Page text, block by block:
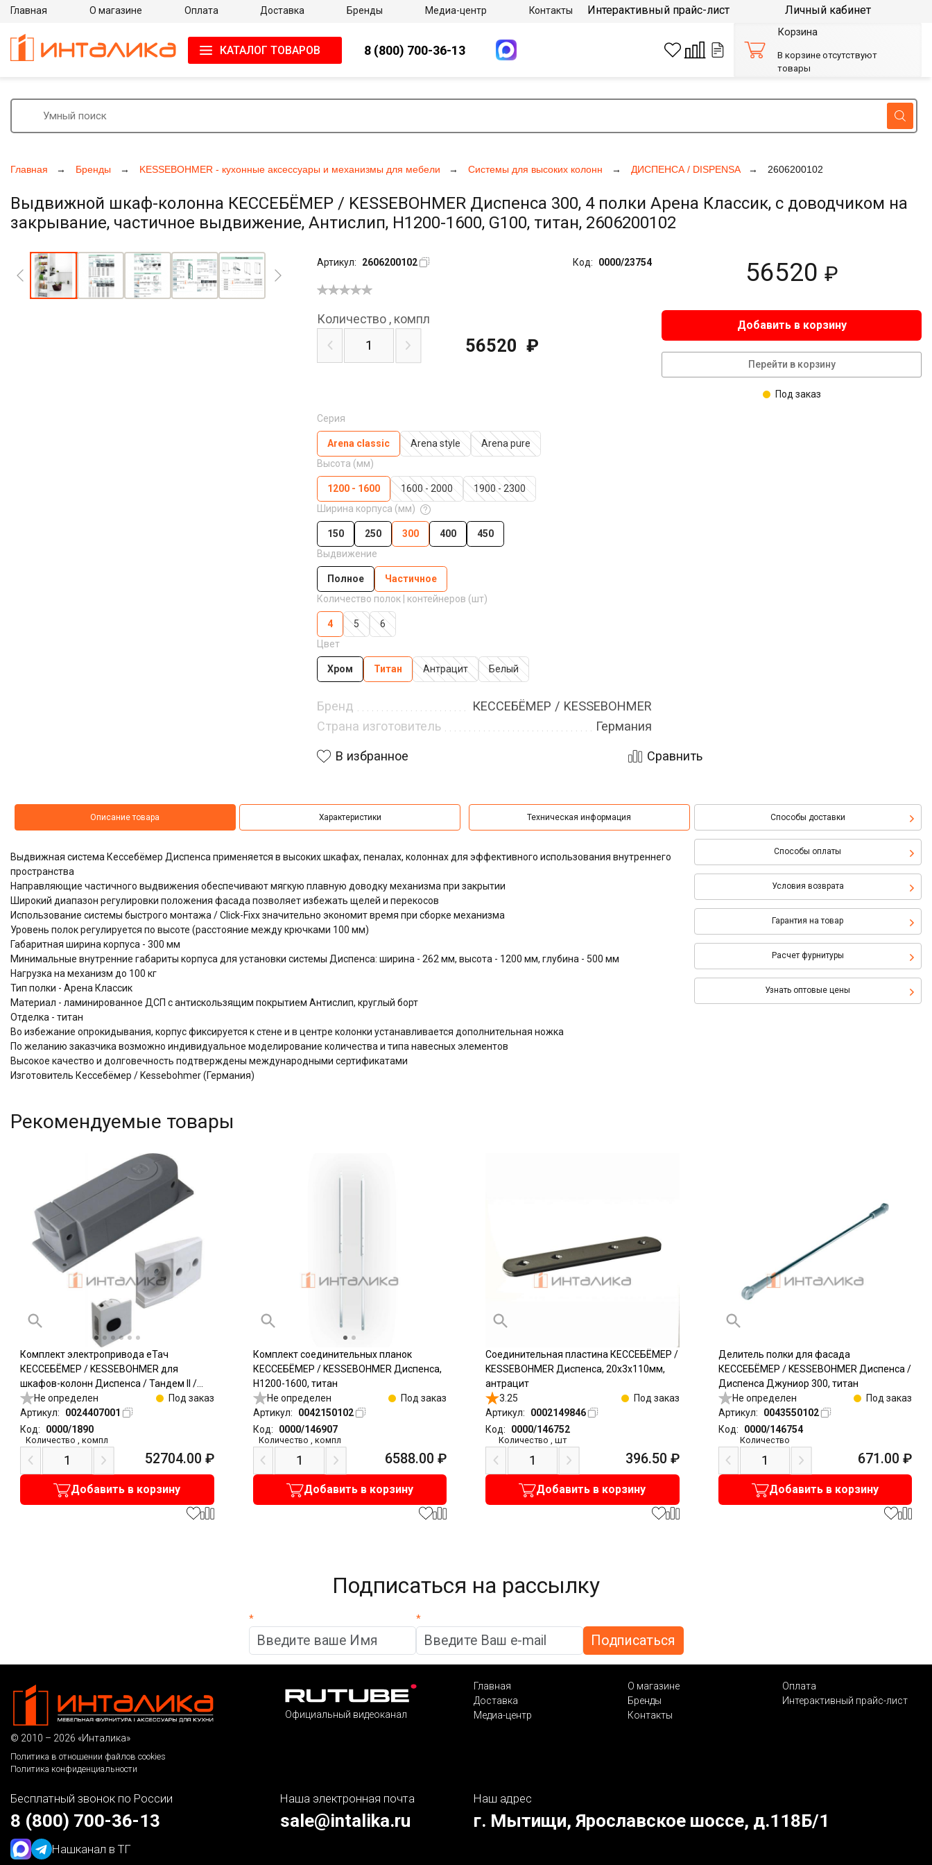
Главная Бренды KESSEBOHMER - кухонные аксессуары и механизмы для мебели Системы для высоких колонн ДИСПЕНСА / DISPENSA 2606200102
Выдвижной шкаф-колонна КЕССЕБЁМЕР / KESSEBOHMER Диспенса 300, 4 полки Арена Классик, с доводчиком на
закрывание, частичное выдвижение, Антислип, H1200-1600, G100, титан, 2606200102
Артикул: 2606200102 Код: 0000/23754 56520 ₽
Серия
Arena classic Arena style
Arena pure
Высота (мм)
1200 - 1600 1600 - 2000
1900 - 2300
Ширина корпуса (мм)
150 250 300 400
450
Выдвижение
Полное
Частичное
Количество полок | контейнеров (шт)
4 5
6
Цвет
Хром Титан Антрацит Белый
Бренд
КЕССЕБЁМЕР / KESSEBOHMER
Страна изготовитель
Германия
Количество , компл
56520 ₽
Добавить в корзину
Перейти в корзину
Под заказ
В избранное Сравнить
Описание товара Характеристики Техническая информация Способы доставки
Способы оплаты
Условия возврата
Гарантия на товар
Расчет фурнитуры
Узнать оптовые цены
Выдвижная система Кессебёмер Диспенса применяется в высоких шкафах, пеналах, колоннах для эффективного использования внутреннего
пространства
Направляющие частичного выдвижения обеспечивают мягкую плавную доводку механизма при закрытии
Широкий диапазон регулировки положения фасада позволяет избежать щелей и перекосов
Использование системы быстрого монтажа / Click-Fixx значительно экономит время при сборке механизма
Уровень полок регулируется по высоте (расстояние между крючками 100 мм)
Габаритная ширина корпуса - 300 мм
Минимальные внутренние габариты корпуса для установки системы Диспенса: ширина - 262 мм, высота - 1200 мм, глубина - 500 мм
Нагрузка на механизм до 100 кг
Тип полки - Арена Классик
Материал - ламинированное ДСП с антискользящим покрытием Aнтислип, круглый борт
Отделка - титан
Во избежание опрокидывания, корпус фиксируется к стене и в центре колонки устанавливается дополнительная ножка
По желанию заказчика возможно индивидуальное моделирование количества и типа навесных элементов
Высокое качество и долговечность подтверждены международными сертификатами
Изготовитель Кессебёмер / Kessebohmer (Германия)
Рекомендуемые товары
Комплект электропривода еТач
КЕССЕБЁМЕР / KESSEBOHMER для
шкафов-колонн Диспенса / Тандем II /
Тандем Сайд
Не определен
Под заказ
Артикул:
0024407001
Код:
0000/1890
Количество ,компл
52704.00 ₽
Добавить в корзину
Комплект соединительных планок
КЕССЕБЁМЕР / KESSEBOHMER Диспенса,
H1200-1600, титан
Не определен
Под заказ
Артикул:
0042150102
Код:
0000/146907
Количество компл
6588.00 ₽
Добавить в корзину
Соединительная пластина КЕССЕБЁМЕР /
KESSEBOHMER Диспенса, 20х3х110мм,
антрацит
3.25
Под заказ
Артикул:
0002149846
Код:
0000/146752
Количество шт
396.50 ₽
Добавить в корзину
Делитель полки для фасада
КЕССЕБЁМЕР / KESSEBOHMER Диспенса /
Диспенса Джуниор 300, титан
Не определен
Под заказ
Артикул:
0043550102
Код:
0000/146754
Количество
671.00 ₽
Добавить в корзину
Главная О магазине Оплата Доставка Бренды Медиа-центр Контакты Интерактивный прайс-лист Личный кабинет
КАТАЛОГ ТОВАРОВ 8 (800) 700-36-13
Корзина
В корзине отсутствуют
товары
Подписаться на рассылку
* *
© 2010 – 2026 «Инталика»
Политика в отношении файлов cookies
Политика конфиденциальности
Официальный видеоканал
Главная О магазине
Оплата
Доставка
Бренды
Интерактивный прайс-лист
Медиа-центр
Контакты
Бесплатный звонок по России
8 (800) 700-36-13
Нашканал в ТГ
Наша электронная почта
sale@intalika.ru
Наш адрес
г. Мытищи, Ярославское шоссе, д.118Б/1